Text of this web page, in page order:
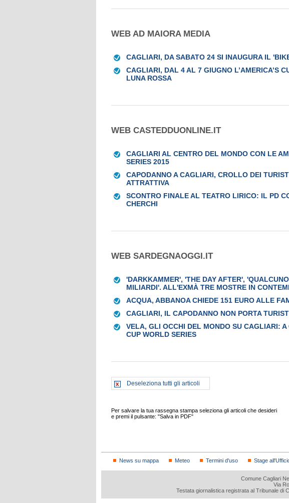
WEB AD MAIORA MEDIA
CAGLIARI, DA SABATO 24 SI INAUGURA IL
CAGLIARI, DAL 4 AL 7 GIUGNO L’AMERICA’S
LUNA ROSSA
WEB CASTEDDUONLINE.IT
CAGLIARI AL CENTRO DEL MONDO CON LE
SERIES 2015
CAPODANNO A CAGLIARI, CROLLO DEI
ATTRATTIVA
SCONTRO FINALE AL TEATRO LIRICO: IL PD
CHERCHI
WEB SARDEGNAOGGI.IT
'DARKKAMMER', 'THE DAY AFTER',
MILIARDI'. ALL'EXMÀ TRE MOSTRE IN
ACQUA, ABBANOA CHIEDE 151 EURO ALLE
CAGLIARI, IL CAPODANNO NON PORTA
VELA, GLI OCCHI DEL MONDO SU CAGLIARI:
CUP WORLD SERIES
Deseleziona tutti gli articoli
Per salvare la tua rassegna stampa seleziona gli articoli che desideri
e premi il pulsante: "Salva in PDF"
News su mappa Meteo Termini d'uso Stage
Comune Cagliari
Via
Testata giornalistica registrata al Tribunale di